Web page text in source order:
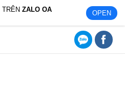
TRÊNZALO OA OPEN